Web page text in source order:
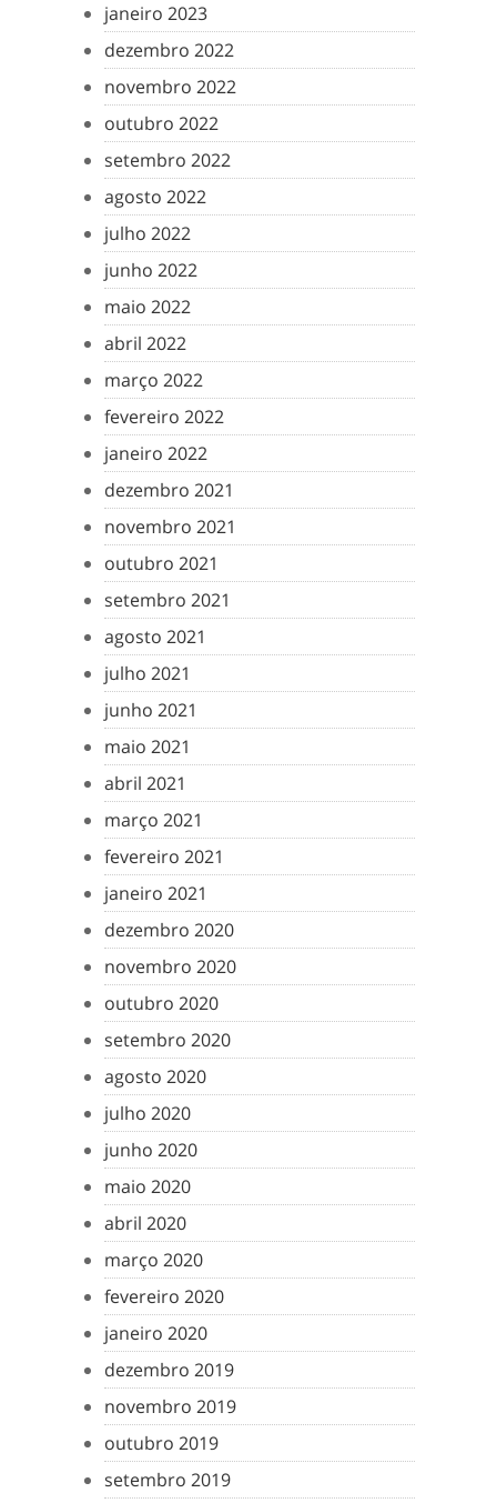
janeiro 2023
dezembro 2022
novembro 2022
outubro 2022
setembro 2022
agosto 2022
julho 2022
junho 2022
maio 2022
abril 2022
março 2022
fevereiro 2022
janeiro 2022
dezembro 2021
novembro 2021
outubro 2021
setembro 2021
agosto 2021
julho 2021
junho 2021
maio 2021
abril 2021
março 2021
fevereiro 2021
janeiro 2021
dezembro 2020
novembro 2020
outubro 2020
setembro 2020
agosto 2020
julho 2020
junho 2020
maio 2020
abril 2020
março 2020
fevereiro 2020
janeiro 2020
dezembro 2019
novembro 2019
outubro 2019
setembro 2019